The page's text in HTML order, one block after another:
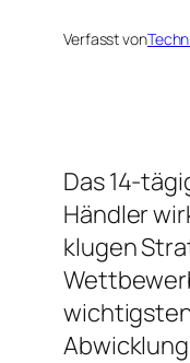
Verfasst von
Das 14-
Händler
klugen